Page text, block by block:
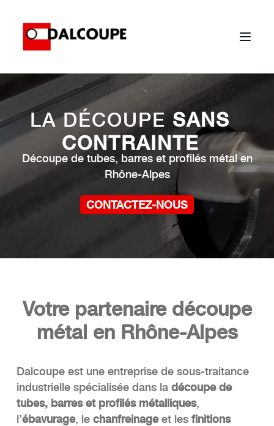
LA DÉCOUPE SANS
CONTRAINTE
Découpe de tubes, barres et profilés métal en
Rhône-Alpes
CONTACTEZ-NOUS
Votre partenaire découpe
métal en Rhône-Alpes
Dalcoupe est une entreprise de sous-traitance
industrielle spécialisée dans ladécoupe de
tubes, barres et profilés métalliques,
l’ébavurage, lechanfreinageet lesfinitions